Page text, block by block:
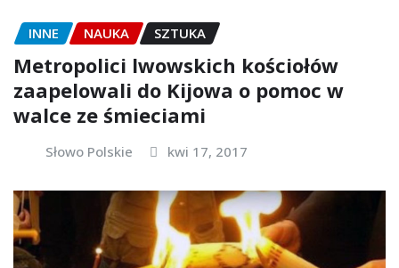
INNE NAUKA SZTUKA
Metropolici lwowskich kościołów
zaapelowali do Kijowa o pomoc w
walce ze śmieciami
Słowo Polskie kwi 17, 2017